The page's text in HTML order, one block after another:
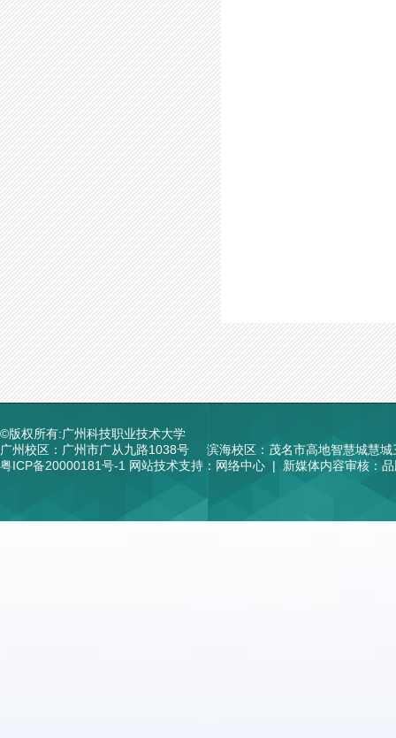
©版权所有:广州科技职业技术大学
广州校区：广州市广从九路1038号
滨海校区：茂名市高地智慧城慧城
粤ICP备20000181号-1 网站技术支持：网络中心 | 新媒体内容审核：